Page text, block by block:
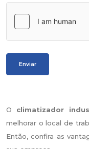
O climatizador
melhorar o local de
Então, confira as